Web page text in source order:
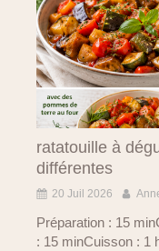
ratatouille à
différentes
20 Juil 2026
Préparation : 15
: 15 minCuisson : 1